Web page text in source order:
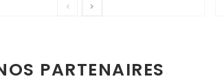
PARTENAIRES